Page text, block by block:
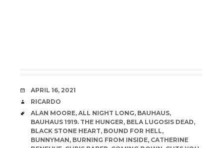
DATE
APRIL 16, 2021
AUTHOR
RICARDO
TAGS
ALAN MOORE, ALL NIGHT LONG, BAUHAUS,
BAUHAUS 1919. THE HUNGER, BELA LUGOSIS DEAD,
BLACK STONE HEART, BOUND FOR HELL,
BUNNYMAN, BURNING FROM INSIDE, CATHERINE